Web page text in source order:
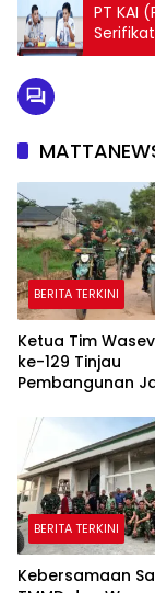
PT KAI
BERITA TERKINI
Ketua Tim
ke-129 Tinjau
Pembangunan
Jambe
BERITA TERKINI
Kebersamaan